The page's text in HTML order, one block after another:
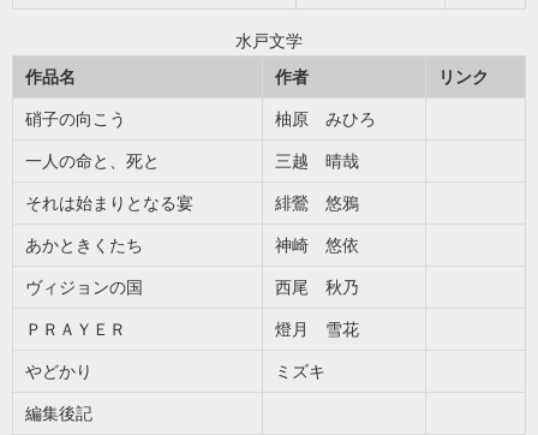
水戸文学
作品名
作者 リンク
硝子の向こう 柚原 みひろ
一人の命と、死と 三越 晴哉
それは始まりとなる宴 緋鶯 悠鴉
あかときくたち 神崎 悠依
ヴィジョンの国 西尾 秋乃
ＰＲＡＹＥＲ 燈月 雪花
やどかり ミズキ
編集後記